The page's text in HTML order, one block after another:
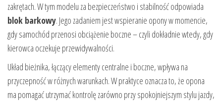
zakrętach. W tym modelu za bezpieczeństwo i stabilność odpowiada
blok barkowy. Jego zadaniem jest wspieranie opony w momencie,
gdy samochód przenosi obciążenie boczne – czyli dokładnie wtedy, gdy
kierowca oczekuje przewidywalności.
Układ bieżnika, łączący elementy centralne i boczne, wpływa na
przyczepność w różnych warunkach. W praktyce oznacza to, że opona
ma pomagać utrzymać kontrolę zarówno przy spokojniejszym stylu jazdy,